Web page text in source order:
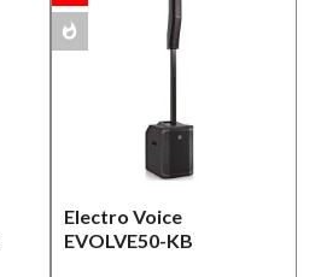
Electro Voice
EVOLVE50-KB
whatshot